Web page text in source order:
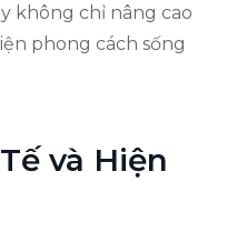
không chỉ nâng cao
phong cách sống
và Hiện